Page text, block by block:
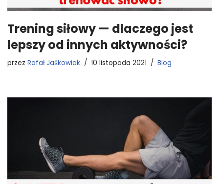
Trening siłowy — dlaczego jest
lepszy od innych aktywności?
przez Rafał Jaśkowiak 10 listopada 2021 Blog